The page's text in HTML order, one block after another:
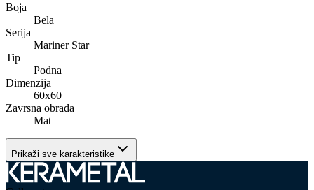
Boja
Bela
Serija
Mariner Star
Tip
Podna
Dimenzija
60x60
Zavrsna obrada
Mat
Prikaži sve karakteristike